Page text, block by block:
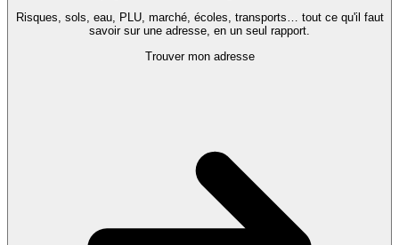
Risques, sols, eau, PLU, marché, écoles, transports… tout ce qu'il faut
savoir sur une adresse, en un seul rapport.
Trouver mon adresse